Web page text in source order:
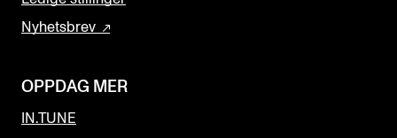
Nyhetsbrev
OPPDAG MER
IN.TUNE